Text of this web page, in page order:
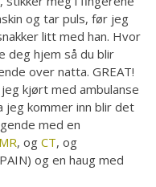
og tar puls, før jeg
litt med han. Hvor
deg hjem så du blir
over natta. GREAT!
jeg kjørt med ambulanse
jeg kommer inn blir det
med en
MR, ogCT, og
og en haug med